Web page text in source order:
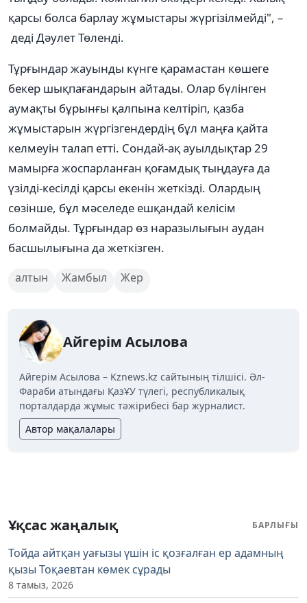
қарсы болса барлау жұмыстары жүргізілмейді", –
деді Дәулет Төленді.
Тұрғындар жауынды күнге қарамастан көшеге
бекер шықпағандарын айтады. Олар бүлінген
аумақты бұрынғы қалпына келтіріп, қазба
жұмыстарын жүргізгендердің бұл маңға қайта
келмеуін талап етті. Сондай-ақ ауылдықтар 29
мамырға жоспарланған қоғамдық тыңдауға да
үзілді-кесілді қарсы екенін жеткізді. Олардың
сөзінше, бұл мәселеде ешқандай келісім
болмайды. Тұрғындар өз наразылығын аудан
басшылығына да жеткізген.
алтын Жамбыл Жер
Айгерім Асылова
Айгерім Асылова – Kznews.kz сайтының тілшісі. Әл-
Фараби атындағы ҚазҰУ түлегі, республикалық
порталдарда жұмыс тәжірибесі бар журналист.
Автор мақалалары
Ұқсас жаңалық БАРЛЫҒЫ
Тойда айтқан уағызы үшін іс қозғалған ер адамның
қызы Тоқаевтан көмек сұрады
8 тамыз, 2026